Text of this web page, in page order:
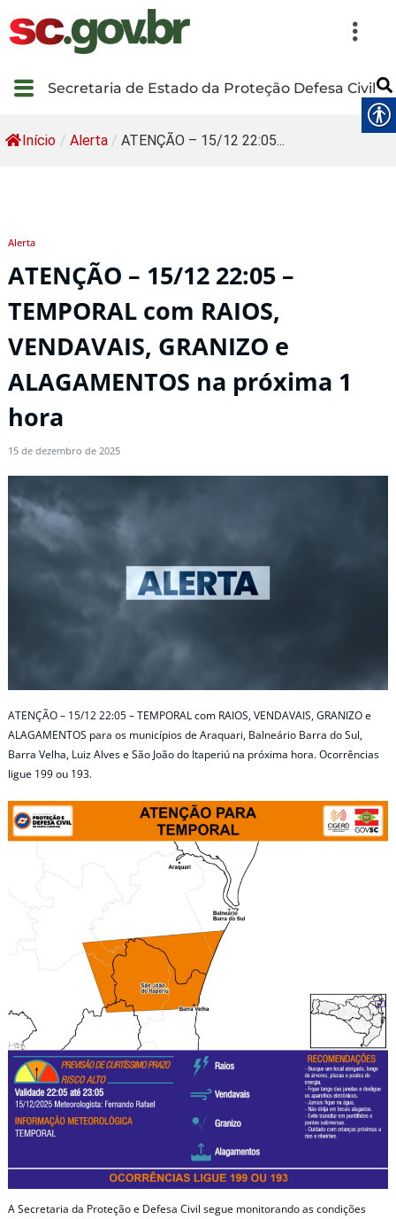
Secretaria de Estado da Proteção Defesa Civil
Início / Alerta / ATENÇÃO – 15/12 22:05...
Alerta
ATENÇÃO – 15/12 22:05 –
TEMPORAL com RAIOS,
VENDAVAIS, GRANIZO e
ALAGAMENTOS na próxima 1
hora
15 de dezembro de 2025
ATENÇÃO – 15/12 22:05 – TEMPORAL com RAIOS, VENDAVAIS, GRANIZO e
ALAGAMENTOS para os municípios de Araquari, Balneário Barra do Sul,
Barra Velha, Luiz Alves e São João do Itaperiú na próxima hora. Ocorrências
ligue 199 ou 193.
A Secretaria da Proteção e Defesa Civil segue monitorando as condições